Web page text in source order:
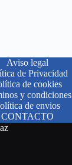
Aviso legal
de Privacidad
de cookies
y condiciones
de envios
CONTACTO